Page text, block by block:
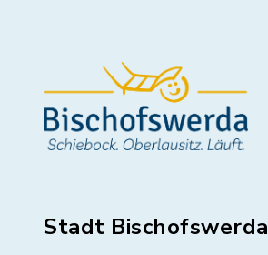
Stadt Bischofswerda